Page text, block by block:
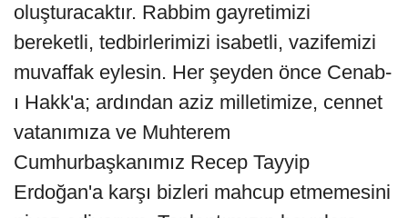
oluşturacaktır. Rabbim gayretimizi
bereketli, tedbirlerimizi isabetli, vazifemizi
muvaffak eylesin. Her şeyden önce Cenab-
ı Hakk'a; ardından aziz milletimize, cennet
vatanımıza ve Muhterem
Cumhurbaşkanımız Recep Tayyip
Erdoğan'a karşı bizleri mahcup etmemesini